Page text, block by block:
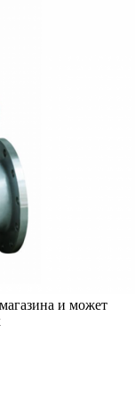
и может